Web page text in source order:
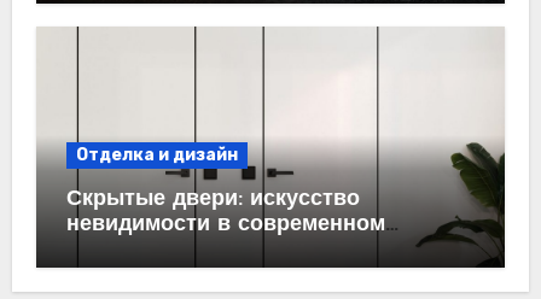
Отделка и дизайн
Скрытые двери: искусство
невидимости в современном